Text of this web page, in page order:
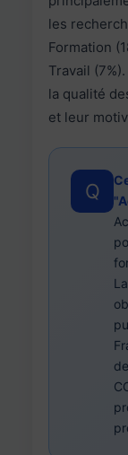
les
Formation
Travail
la qualité
et leur
Q